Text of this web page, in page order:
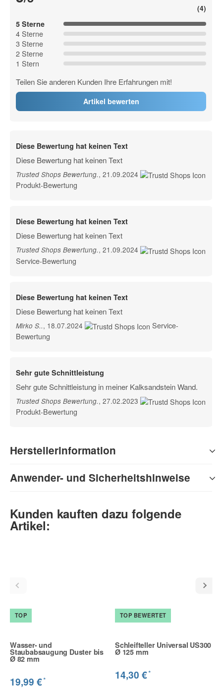
(4)
5 Sterne
4 Sterne
3 Sterne
2 Sterne
1 Stern
Teilen Sie anderen Kunden Ihre Erfahrungen mit!
Artikel bewerten
Diese Bewertung hat keinen Text
Diese Bewertung hat keinen Text
Trusted Shops Bewertung., 21.09.2024
Produkt-Bewertung
Diese Bewertung hat keinen Text
Diese Bewertung hat keinen Text
Trusted Shops Bewertung., 21.09.2024
Service-Bewertung
Diese Bewertung hat keinen Text
Diese Bewertung hat keinen Text
Mirko S.., 18.07.2024
Service-
Bewertung
Sehr gute Schnittleistung
Sehr gute Schnittleistung in meiner Kalksandstein Wand.
Trusted Shops Bewertung., 27.02.2023
Produkt-Bewertung
Herstellerinformation
Anwender- und Sicherheitshinweise
Kunden kauften dazu folgende
Artikel:
TOP
Wasser- und
Staubabsaugung Duster bis
Ø 82 mm
19,99 €*
TOP BEWERTET
Schleifteller Universal US300
Ø 125 mm
14,30 €*